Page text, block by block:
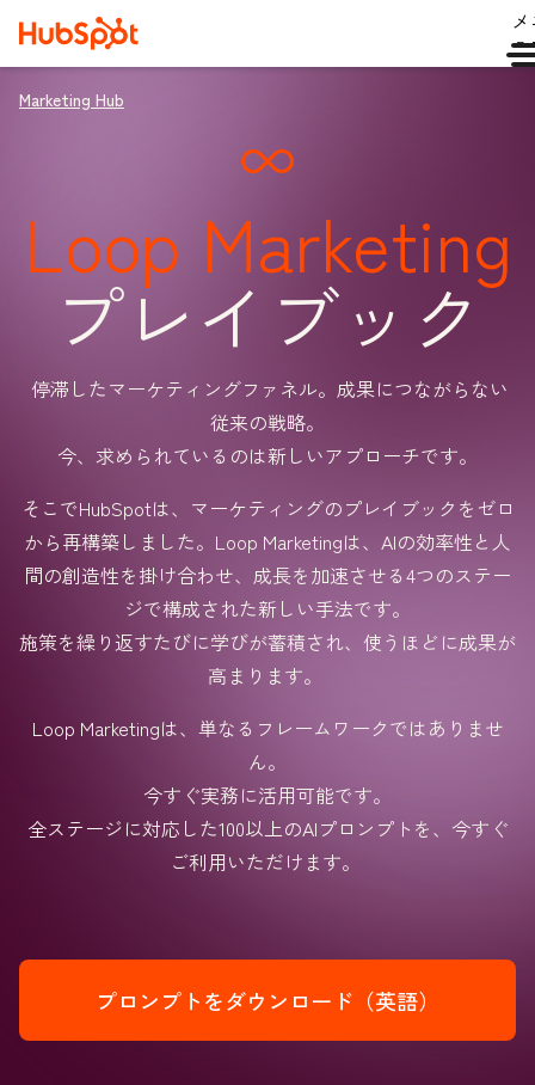
Marketing Hub
Loop Marketing
プレイブック
停滞したマーケティングファネル。成果につながらない
従来の戦略。
今、求められているのは新しいアプローチです。
そこでHubSpotは、マーケティングのプレイブックをゼロ
から再構築しました。Loop Marketingは、AIの効率性と人
間の創造性を掛け合わせ、成長を加速させる4つのステー
ジで構成された新しい手法です。
施策を繰り返すたびに学びが蓄積され、使うほどに成果が
高まります。
Loop Marketingは、単なるフレームワークではありませ
ん。
今すぐ実務に活用可能です。
全ステージに対応した100以上のAIプロンプトを、今すぐ
ご利用いただけます。
プロンプトをダウンロード（英語）